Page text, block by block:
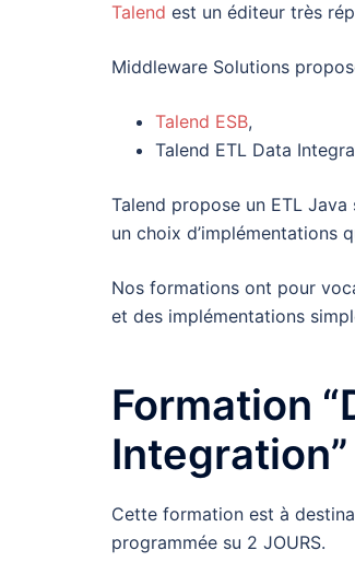
Talend est un éditeur très
Middleware Solutions
Talend ESB,
Talend ETL Data
Talend propose un ETL
un choix d’implémentations
Nos formations ont pour
et des implémentations
Formation
Integration”
Cette formation est à
programmée su 2 JOURS.